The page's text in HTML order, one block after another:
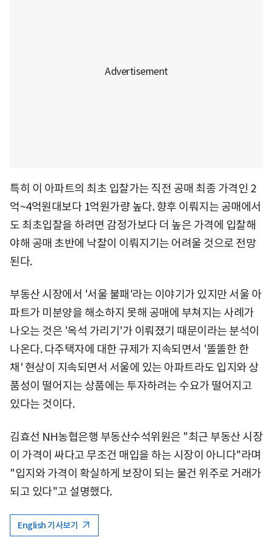
특히 이 아파트의 최초 입찰가는 직전 공매 최종 가격인 2
억~4억원대보다 1억원가량 높다. 향후 이뤄지는 공매에서
도 최초입찰을 하려면 감정가보다 더 높은 가격에 입찰해
야해 공매 초반에 낙찰이 이뤄지기는 어려울 것으로 전망
된다.
부동산 시장에서 '서울 불패'라는 이야기가 있지만 서울 아
파트가 미분양을 해소하지 못해 공매에 부쳐지는 사례가
나오는 것은 '옥석 가리기'가 이뤄졌기 때문이라는 분석이
나온다. 다주택자에 대한 규제가 지속되면서 '똘똘한 한
채' 현상이 지속되면서 서울에 있는 아파트라도 입지와 상
품성이 떨어지는 상품에는 투자하려는 수요가 떨어지고
있다는 것이다.
김효선 NH농협은행 부동산수석위원은 "최근 부동산 시장
이 가격이 싸다고 무조건 매입을 하는 시장이 아니다"라며
"입지와 가격이 확실하게 보장이 되는 물건 위주로 거래가
되고 있다"고 설명했다.
English 기사보기